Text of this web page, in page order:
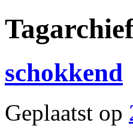
schokkend
Geplaatst op